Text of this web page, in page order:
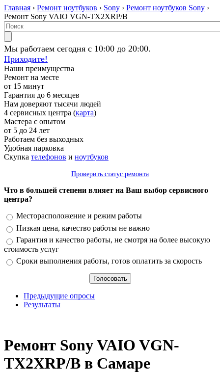
Главная › Ремонт ноутбуков › Sony › Ремонт ноутбуков Sony ›
Ремонт Sony VAIO VGN-TX2XRP/B
Мы работаем сегодня с 10:00 до 20:00.
Приходите!
Наши преимущества
Ремонт на месте
от 15 минут
Гарантия до 6 месяцев
Нам доверяют тысячи людей
4 сервисных центра (карта)
Мастера с опытом
от 5 до 24 лет
Работаем без выходных
Удобная парковка
Скупка телефонов и ноутбуков
Проверить статус ремонта
Что в большей степени влияет на Ваш выбор сервисного
центра?
Варианты
Месторасположение и режим работы
Низкая цена, качество работы не важно
Гарантия и качество работы, не смотря на более высокую
стоимость услуг
Сроки выполнения работы, готов оплатить за скорость
Предыдущие опросы
Результаты
Ремонт Sony VAIO VGN-
TX2XRP/B в Самаре